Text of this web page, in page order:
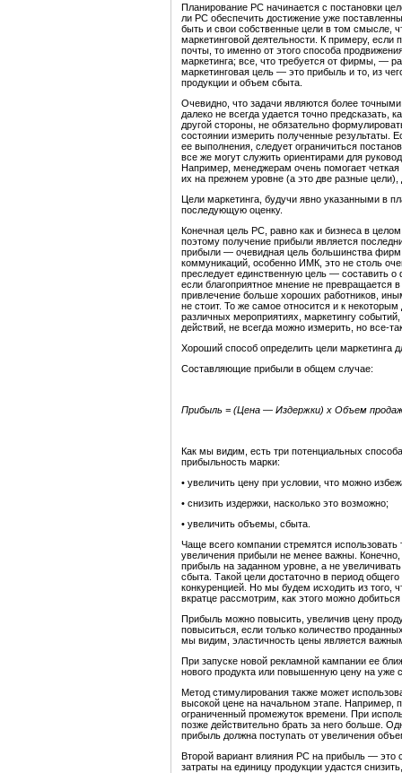
Планирование PC начинается с постановки
ли PC обеспечить достижение уже
быть и свои собственные цели в том смысле,
маркетинговой деятельности. К примеру,
почты, то именно от этого способа
маркетинга; все, что требуется от фирмы, —
маркетинговая цель — это прибыль и то, из
продукции и объем сбыта.
Очевидно, что задачи являются более
далеко не всегда удается точно предсказать,
другой стороны, не обязательно
состоянии измерить полученные результаты.
ее выполнения, следует ограничиться
все же могут служить ориентирами для
Например, менеджерам очень помогает
их на прежнем уровне (а это две разные
Цели маркетинга, будучи явно указанными в
последующую оценку.
Конечная цель PC, равно как и бизнеса в
поэтому получение прибыли является
прибыли — очевидная цель большинства
коммуникаций, особенно ИМК, это не столь
преследует единственную цель — составить
если благоприятное мнение не
привлечение больше хороших работников,
не стоит. То же самое относится и к
различных мероприятиях, маркетингу
действий, не всегда можно измерить, но все-
Хороший способ определить цели маркетинга
Составляющие прибыли в общем случае:
Прибыль = (Цена — Издержки) х Объем
Как мы видим, есть три потенциальных
прибыльность марки:
• увеличить цену при условии, что можно
• снизить издержки, насколько это возможно;
• увеличить объемы, сбыта.
Чаще всего компании стремятся использовать
увеличения прибыли не менее важны.
прибыль на заданном уровне, а не
сбыта. Такой цели достаточно в период
конкуренцией. Но мы будем исходить из того,
вкратце рассмотрим, как этого можно
Прибыль можно повысить, увеличив цену
повыситься, если только количество
мы видим, эластичность цены является
При запуске новой рекламной кампании ее
нового продукта или повышенную цену на уже
Метод стимулирования также может
высокой цене на начальном этапе. Например,
ограниченный промежуток времени. При
позже действительно брать за него больше.
прибыль должна поступать от увеличения
Второй вариант влияния PC на прибыль — это
затраты на единицу продукции удастся